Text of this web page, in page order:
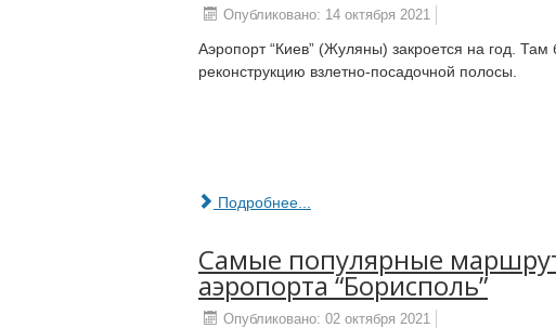
Опубликовано: 14 октября 2021
Аэропорт “Киев” (Жуляны) закроется на год. Там
реконструкцию взлетно-посадочной полосы.
Подробнее...
Самые популярные
аэропорта “Борисполь”
Опубликовано: 02 октября 2021